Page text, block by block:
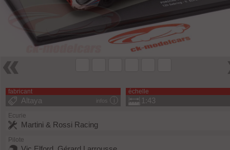
fabricant
infos
Altaya
échelle
1:43
Ecurie
Martini & Rossi Racing
Pilote